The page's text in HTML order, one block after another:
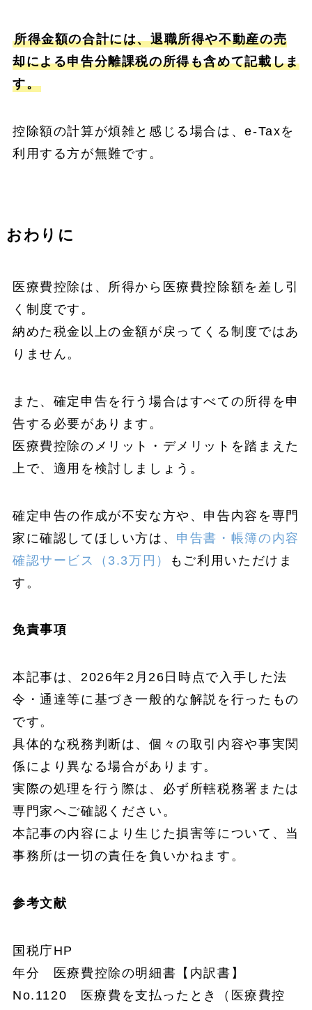
所得金額の合計には、退職所得や不動産の売
却による申告分離課税の所得も含めて記載しま
す。
控除額の計算が煩雑と感じる場合は、e-Taxを
利用する方が無難です。
おわりに
医療費控除は、所得から医療費控除額を差し引
く制度です。
納めた税金以上の金額が戻ってくる制度ではあ
りません。
また、確定申告を行う場合はすべての所得を申
告する必要があります。
医療費控除のメリット・デメリットを踏まえた
上で、適用を検討しましょう。
確定申告の作成が不安な方や、申告内容を専門
家に確認してほしい方は、 申告書・帳簿の内容
確認サービス（3.3万円）
もご利用いただけま
す。
免責事項
本記事は、2026年2月26日時点で入手した法
令・通達等に基づき一般的な解説を行ったもの
です。
具体的な税務判断は、個々の取引内容や事実関
係により異なる場合があります。
実際の処理を行う際は、必ず所轄税務署または
専門家へご確認ください。
本記事の内容により生じた損害等について、当
事務所は一切の責任を負いかねます。
参考文献
国税庁HP
年分 医療費控除の明細書【内訳書】
No.1120 医療費を支払ったとき（医療費控